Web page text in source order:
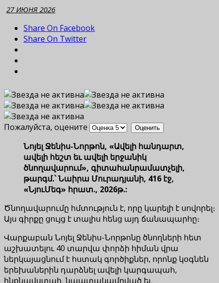
27 ИЮНЯ 2026
Share On Facebook
Share On Twitter
Пожалуйста, оцените
Նոյել Ջենիս-Նորթոն, «Ավելի հանդարտ,
ավելի հեշտ եւ ավելի երջանիկ
ծնողավարում», գիտահանրամատչելի,
թարգմ.՝ Նաիրա Մուրադյանի, 416 էջ,
«ՆյուՄեգ» հրատ., 2026թ.:
Ծնողավարումը հմտություն է, որը կարելի է սովորել։
Այս գիրքը ցույց է տալիս հենց այդ ճանապարհը։
Վարքաբան Նոյել Ջենիս-Նորթոնը ծնողների հետ
աշխատելու 40 տարվա փորձի հիման վրա
ներկայացնում է հստակ գործիքներ, որոնք կօգնեն
երեխաներին դարձնել ավելի կարգապահ,
ինքնավստահ, նպատակամղված եւ